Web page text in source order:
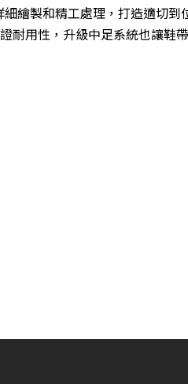
繪製和精工處理，打造適切
耐用性，升級中足系統也讓鞋